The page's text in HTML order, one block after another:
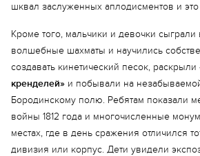
шквал заслуженных аплодисментов и
Кроме того, мальчики и девочки
волшебные шахматы и научились
создавать кинетический песок, раскрыли
кренделей» и побывали на
Бородинскому полю. Ребятам показали
войны 1812 года и многочисленные
местах, где в день сражения отличился
дивизия или корпус. Дети увидели